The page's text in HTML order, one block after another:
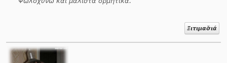
Ξιτιμασ̌ιά